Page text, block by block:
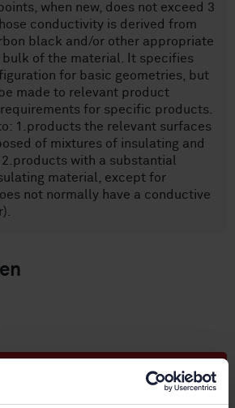
when new, does not exceed 3
conductivity is derived from
black and/or other appropriate
of the material. It specifies
for basic geometries, but
made to relevant product
for specific products.
1.products the relevant surfaces
of mixtures of insulating and
with a substantial
material, except for
not normally have a conductive